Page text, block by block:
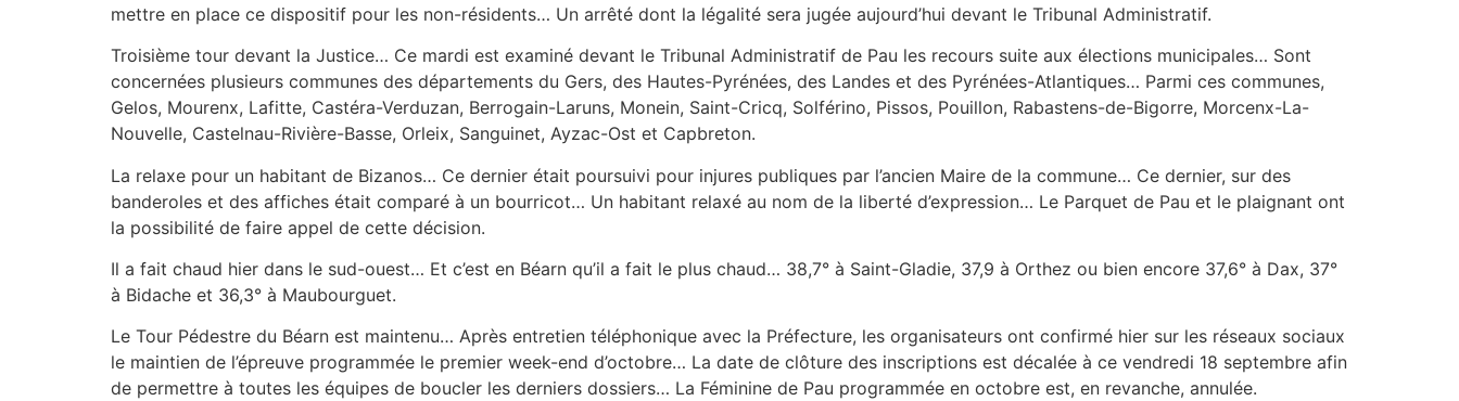
mettre en place ce dispositif pour les non-résidents… Un arrêté dont la légalité sera jugée aujourd’hui devant le Tribunal Administratif.
Troisième tour devant la Justice… Ce mardi est examiné devant le Tribunal Administratif de Pau les recours suite aux élections municipales… Sont
concernées plusieurs communes des départements du Gers, des Hautes-Pyrénées, des Landes et des Pyrénées-Atlantiques… Parmi ces communes,
Gelos, Mourenx, Lafitte, Castéra-Verduzan, Berrogain-Laruns, Monein, Saint-Cricq, Solférino, Pissos, Pouillon, Rabastens-de-Bigorre, Morcenx-La-
Nouvelle, Castelnau-Rivière-Basse, Orleix, Sanguinet, Ayzac-Ost et Capbreton.
La relaxe pour un habitant de Bizanos… Ce dernier était poursuivi pour injures publiques par l’ancien Maire de la commune… Ce dernier, sur des
banderoles et des affiches était comparé à un bourricot… Un habitant relaxé au nom de la liberté d’expression… Le Parquet de Pau et le plaignant ont
la possibilité de faire appel de cette décision.
Il a fait chaud hier dans le sud-ouest… Et c’est en Béarn qu’il a fait le plus chaud… 38,7° à Saint-Gladie, 37,9 à Orthez ou bien encore 37,6° à Dax, 37°
à Bidache et 36,3° à Maubourguet.
Le Tour Pédestre du Béarn est maintenu… Après entretien téléphonique avec la Préfecture, les organisateurs ont confirmé hier sur les réseaux sociaux
le maintien de l’épreuve programmée le premier week-end d’octobre… La date de clôture des inscriptions est décalée à ce vendredi 18 septembre afin
de permettre à toutes les équipes de boucler les derniers dossiers… La Féminine de Pau programmée en octobre est, en revanche, annulée.